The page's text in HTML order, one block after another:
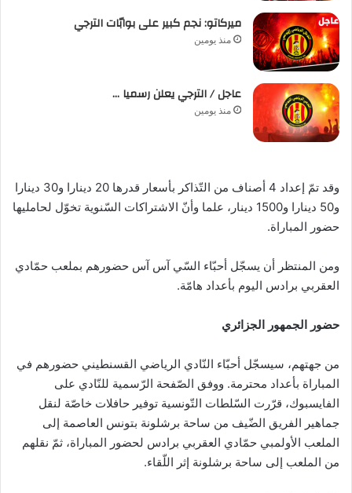
ميركاتو: نجم كبير على بوابّات الترجي
منذ يومين
عاجل / الترجي يعلن رسميا …
منذ يومين
وقد تمّ إعداد 4 أصناف من التّذاكر بأسعار قدرها 20 دينارا و30 دينارا
و50 دينارا و1500 دينار، علما وأنّ الاشتراكات السّنوية تخوّل لحامليها
حضور المباراة.
ومن المنتظر أن يسجّل أحبّاء السّي آس آس حضورهم بملعب حمّادي
العقربي برادس اليوم بأعداد هامّة.
حضور الجمهور الجزائري
من جهتهم، سيسجّل أحبّاء النّادي الرياضي القسنطيني حضورهم في
المباراة بأعداد محترمة. ووفق الصّفحة الرّسمية للنّادي على
الفايسبوك، قرّرت السّلطات التّونسية توفير حافلات خاصّة لنقل
جماهير الفريق الضّيف من ساحة برشلونة بتونس العاصمة إلى
الملعب الأولمبي حمّادي العقربي برادس لحضور المباراة، ثمّ نقلهم
من الملعب إلى ساحة برشلونة إثر اللّقاء.